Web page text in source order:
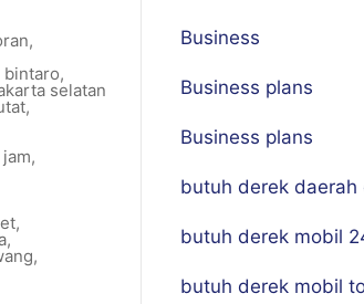
,
bintaro,
selatan
,
,
,
,
,
Business
Business plans
Business plans
butuh derek daerah
butuh derek mobil
butuh derek mobil